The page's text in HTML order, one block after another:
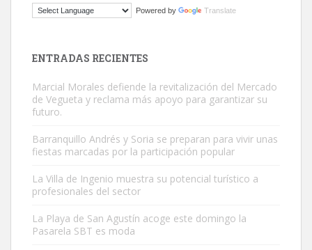
El ayuntamiento se va a llevar a Los Gatos callejeros de la zona los
Gato manso encontrado
Este gato macho ha aparecido en la calle hace menos de un mes,
es muy manso y extremadamente cari...
Powered by Translate
ENTRADAS RECIENTES
Marcial Morales defiende la revitalización del Mercado
de Vegueta y reclama más apoyo para garantizar su
futuro.
Barranquillo Andrés y Soria se preparan para vivir unas
fiestas marcadas por la participación popular
La Villa de Ingenio muestra su potencial turístico a
profesionales del sector
La Playa de San Agustín acoge este domingo la
Pasarela SBT es moda